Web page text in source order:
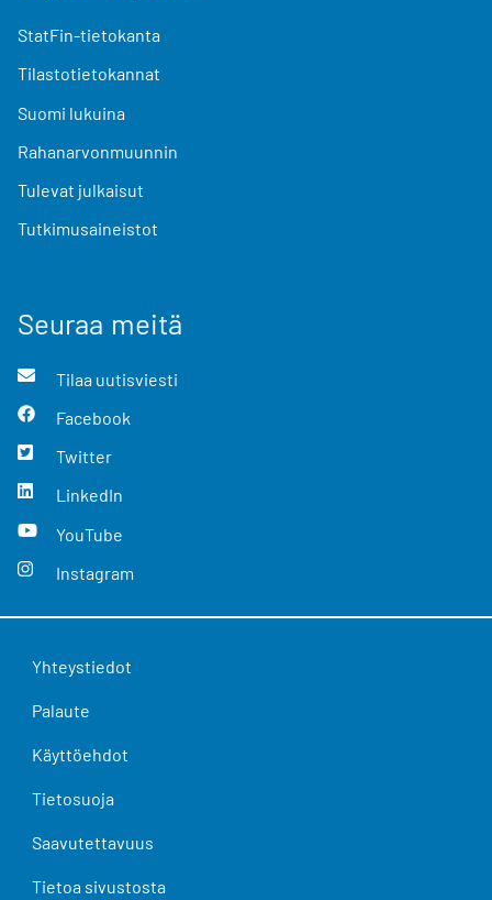
StatFin-tietokanta
Tilastotietokannat
Suomi lukuina
Rahanarvonmuunnin
Tulevat julkaisut
Tutkimusaineistot
Seuraa meitä
Tilaa uutisviesti
Facebook
Twitter
LinkedIn
YouTube
Instagram
Yhteystiedot
Palaute
Käyttöehdot
Tietosuoja
Saavutettavuus
Tietoa sivustosta